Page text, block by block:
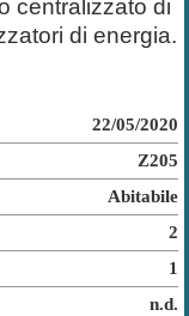
centralizzato di
di energia.
22/05/2020
Z205
Abitabile
2
1
n.d.